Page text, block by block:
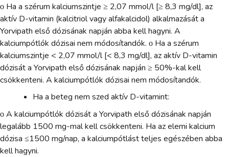
ο Ha a szérum kalciumszintje ≥ 2,07 mmol/l [≥ 8,3 mg/dl], az
aktív D-vitamin (kalcitriol vagy alfakalcidol) alkalmazását a
Yorvipath első dózisának napján abba kell hagyni. A
kalciumpótlók dózisai nem módosítandók. ο Ha a szérum
kalciumszintje < 2,07 mmol/l [< 8,3 mg/dl], az aktív D-vitamin
dózisát a Yorvipath első dózisának napján ≥ 50%-kal kell
csökkenteni. A kalciumpótlók dózisai nem módosítandók.
Ha a beteg nem szed aktív D-vitamint:
ο A kalciumpótlók dózisát a Yorvipath első dózisának napján
legalább 1500 mg-mal kell csökkenteni. Ha az elemi kalcium
dózisa ≤1500 mg/nap, a kalciumpótlást teljes egészében abba
kell hagyni.